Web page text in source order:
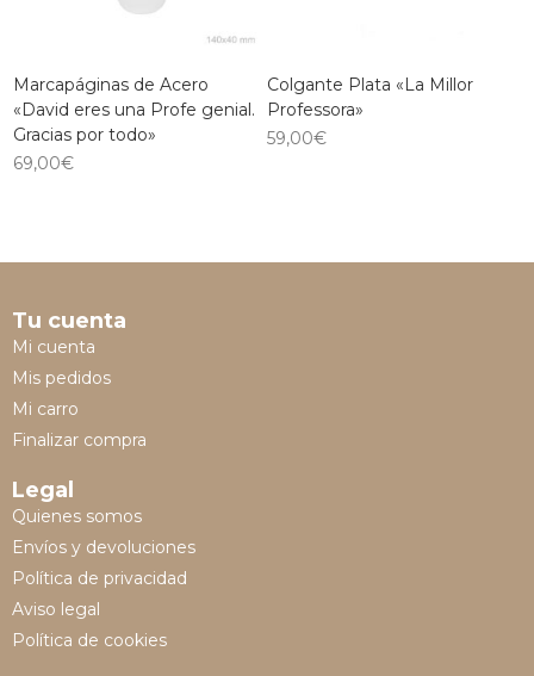
Marcapáginas de Acero
«David eres una Profe genial.
Gracias por todo»
69,00€
Colgante Plata «La Millor
Professora»
59,00€
Tu cuenta
Mi cuenta
Mis pedidos
Mi carro
Finalizar compra
Legal
Quienes somos
Envíos y devoluciones
Política de privacidad
Aviso legal
Política de cookies